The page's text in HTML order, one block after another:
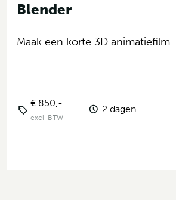
Blender
Maak een korte 3D animatiefilm
€ 850,-
excl. BTW
2 dagen